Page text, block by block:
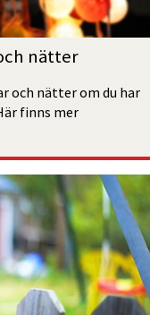
nätter
och nätter om du har
finns mer